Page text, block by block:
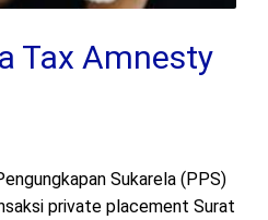
Tax Amnesty
Sukarela (PPS)
private placement Surat